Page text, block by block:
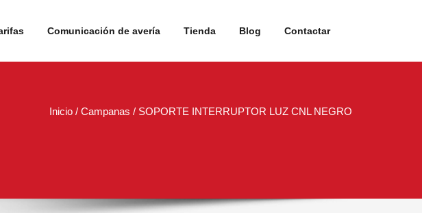
Comunicación de avería Tienda Blog Contactar
Inicio / Campanas / SOPORTE INTERRUPTOR LUZ CNL NEGRO